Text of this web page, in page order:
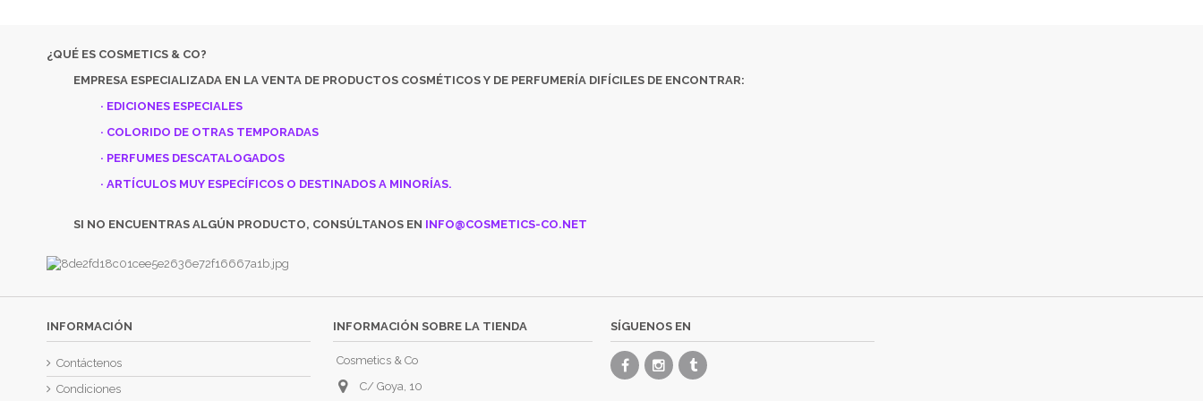
¿QUÉ ES COSMETICS & CO?
EMPRESA ESPECIALIZADA EN LA VENTA DE PRODUCTOS COSMÉTICOS Y DE PERFUMERÍA DIFÍCILES DE ENCONTRAR:
· EDICIONES ESPECIALES
· COLORIDO DE OTRAS TEMPORADAS
· PERFUMES DESCATALOGADOS
· ARTÍCULOS MUY ESPECÍFICOS O DESTINADOS A MINORÍAS.
SI NO ENCUENTRAS ALGÚN PRODUCTO, CONSÚLTANOS EN INFO@COSMETICS-CO.NET
INFORMACIÓN
Contáctenos
Condiciones
INFORMACIÓN SOBRE LA TIENDA
Cosmetics & Co
C/ Goya, 10
SÍGUENOS EN